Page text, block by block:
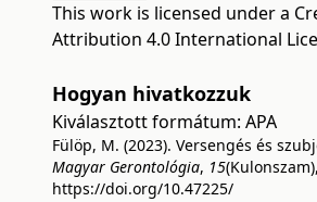
This work is licensed under a
Attribution 4.0 International
Hogyan hivatkozzuk
Kiválasztott formátum: APA
Fülöp, M. (2023). Versengés és
Magyar Gerontológia, 15
https://doi.org/10.47225/